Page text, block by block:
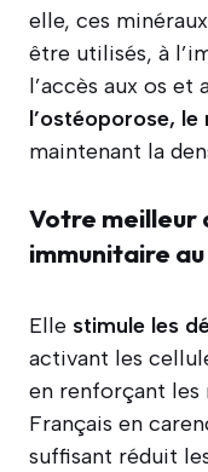
elle, ces
être utilisés, à
l’accès aux os et
l’ostéoporose,
maintenant la
Votre meilleur
immunitaire
Elle stimule les
activant les
en renforçant les
Français en
suffisant réduit